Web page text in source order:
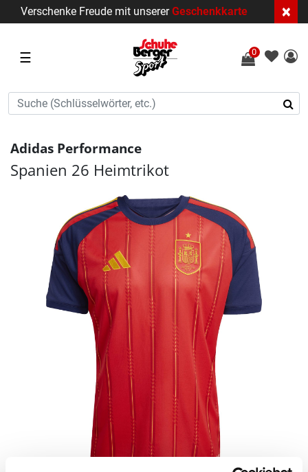
Verschenke Freude mit unsererGeschenkkarte ×
☰ 0
Adidas Performance
Spanien 26 Heimtrikot